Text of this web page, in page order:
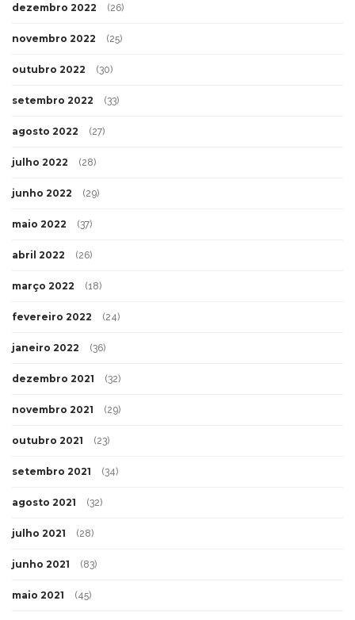
dezembro 2022 (26)
novembro 2022 (25)
outubro 2022 (30)
setembro 2022 (33)
agosto 2022 (27)
julho 2022 (28)
junho 2022 (29)
maio 2022 (37)
abril 2022 (26)
março 2022 (18)
fevereiro 2022 (24)
janeiro 2022 (36)
dezembro 2021 (32)
novembro 2021 (29)
outubro 2021 (23)
setembro 2021 (34)
agosto 2021 (32)
julho 2021 (28)
junho 2021 (83)
maio 2021 (45)